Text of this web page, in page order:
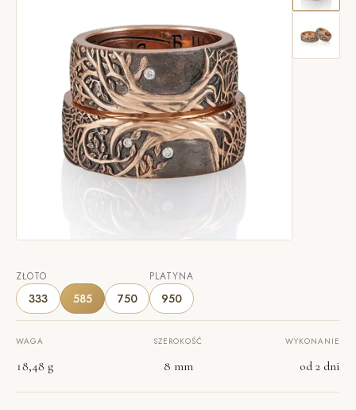
ZŁOTO
333 585 750
PLATYNA
950
WAGA
18,48 g
SZEROKOŚĆ
8 mm
WYKONANIE
od 2 dni